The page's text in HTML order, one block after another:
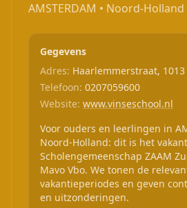
AMSTERDAM • Noord-
Gegevens
Adres: Haarlemmerstraat, 1013
Telefoon: 0207059600
Website: www.vinseschool.nl
Voor ouders en leerlingen in
Noord-Holland: dit is het
Scholengemeenschap ZAAM
Mavo Vbo. We tonen de
vakantieperiodes en geven
en uitzonderingen.